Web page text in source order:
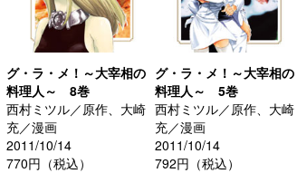
グ・ラ・メ！～大宰相の
料理人～ 8巻
西村ミツル／原作、大崎
充／漫画
2011/10/14
770円（税込）
グ・ラ・メ！～大宰相の
料理人～ 5巻
西村ミツル／原作、大崎
充／漫画
2011/10/14
792円（税込）